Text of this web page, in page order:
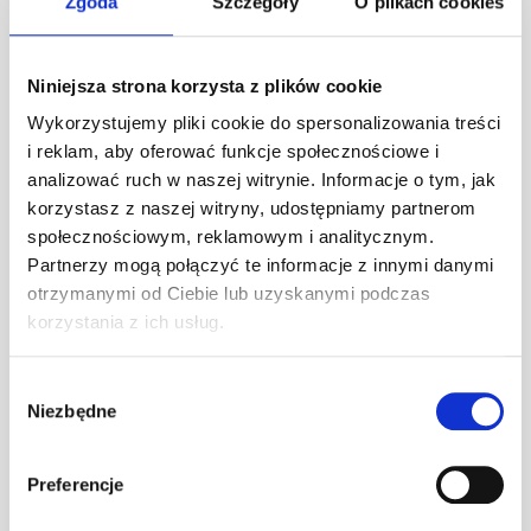
Niniejsza strona korzysta z plików cookie
Wykorzystujemy pliki cookie do spersonalizowania treści
i reklam, aby oferować funkcje społecznościowe i
analizować ruch w naszej witrynie. Informacje o tym, jak
korzystasz z naszej witryny, udostępniamy partnerom
społecznościowym, reklamowym i analitycznym.
Partnerzy mogą połączyć te informacje z innymi danymi
otrzymanymi od Ciebie lub uzyskanymi podczas
korzystania z ich usług.
zgody
Niezbędne
Preferencje
codzienną pracę.